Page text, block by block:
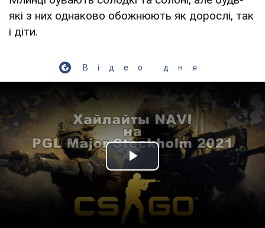
які з них однаково обожнюють як дорослі, так
і діти.
Відео дня
Play Video